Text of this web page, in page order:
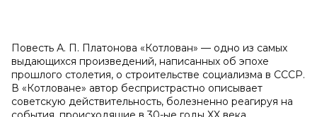
Повесть А. П. Платонова «Котлован» — одно из самых
выдающихся произведений, написанных об эпохе
прошлого столетия, о строительстве социализма в СССР.
В «Котловане» автор беспристрастно описывает
советскую действительность, болезненно реагируя на